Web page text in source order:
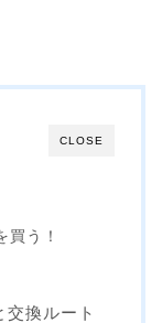
CLOSE
買う！
交換ルート